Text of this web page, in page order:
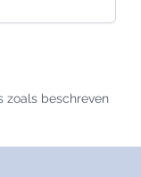
zoals beschreven